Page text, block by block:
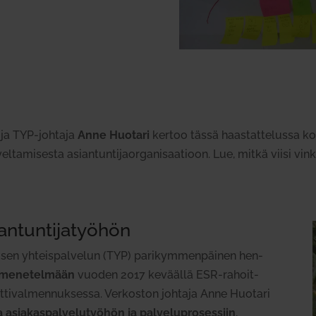
TYP-johtajaAnne Huotari kertoo tässä haas­tat­te­lussa
asian­tun­ti­jaor­ga­ni­saa­tioon. Lue, mitkä viisi
yhteis­pal­velun (TYP) pari­kym­men­päinen hen­
vuoden 2017 keväällä ESR-rahoit­
Ver­koston johtaja Anne Huotari
ja pal­ve­lu­pro­sessiin,